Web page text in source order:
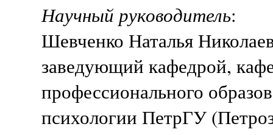
Научный руководитель:
Шевченко Наталья
заведующий кафедрой,
профессионального
психологии ПетрГУ